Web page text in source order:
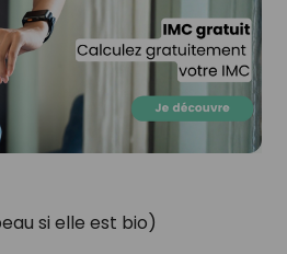
si elle est bio)